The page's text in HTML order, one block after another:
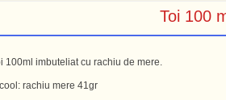
Toi 100
100ml imbuteliat cu rachiu de mere.
rachiu mere 41gr